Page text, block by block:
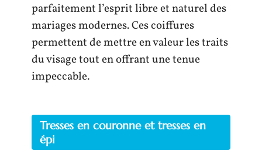
parfaitement l’esprit libre et naturel des
mariages modernes. Ces coiffures
permettent de mettre en valeur les traits
du visage tout en offrant une tenue
impeccable.
Tresses en couronne et tresses en
épi